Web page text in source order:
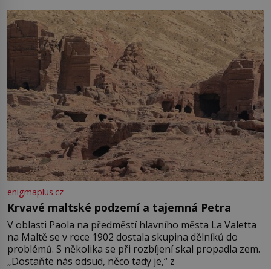
enigmaplus.cz
Krvavé maltské podzemí a tajemná Petra
V oblasti Paola na předměstí hlavního města La Valetta
na Maltě se v roce 1902 dostala skupina dělníků do
problémů. S několika se při rozbíjení skal propadla zem.
„Dostaňte nás odsud, něco tady je,“ z